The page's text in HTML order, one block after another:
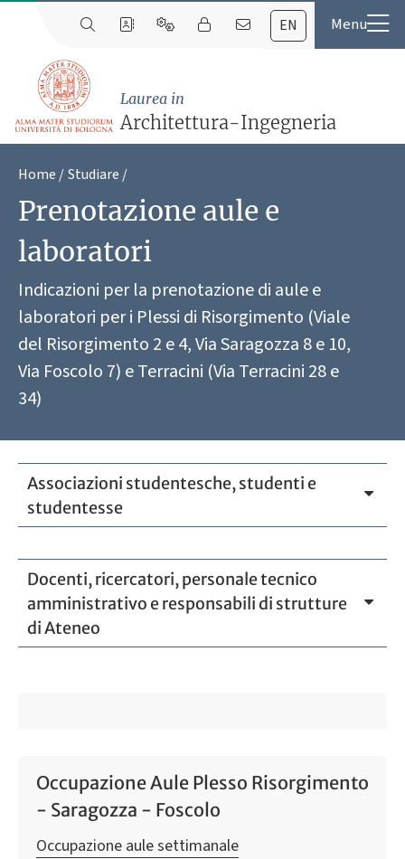
EN
Laurea in
Architettura-Ingegneria
Home Studiare
Prenotazione aule e
laboratori
Indicazioni per la prenotazione di aule e
laboratori per i Plessi di Risorgimento (Viale
del Risorgimento 2 e 4, Via Saragozza 8 e 10,
Via Foscolo 7) e Terracini (Via Terracini 28 e
34)
Associazioni studentesche, studenti e
studentesse
Docenti, ricercatori, personale tecnico
amministrativo e responsabili di strutture
di Ateneo
Occupazione Aule Plesso Risorgimento
- Saragozza - Foscolo
Occupazione aule settimanale